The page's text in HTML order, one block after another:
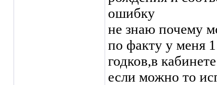
ошибку
не знаю почему
по факту у меня
годков,в
если можно то